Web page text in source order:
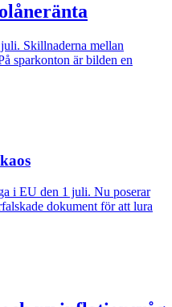
Skillnaderna mellan
sparkonton är bilden en
i EU den 1 juli. Nu poserar
dokument för att lura